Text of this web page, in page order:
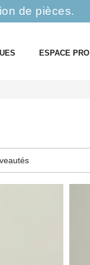
de pièces.
ESPACE PRO